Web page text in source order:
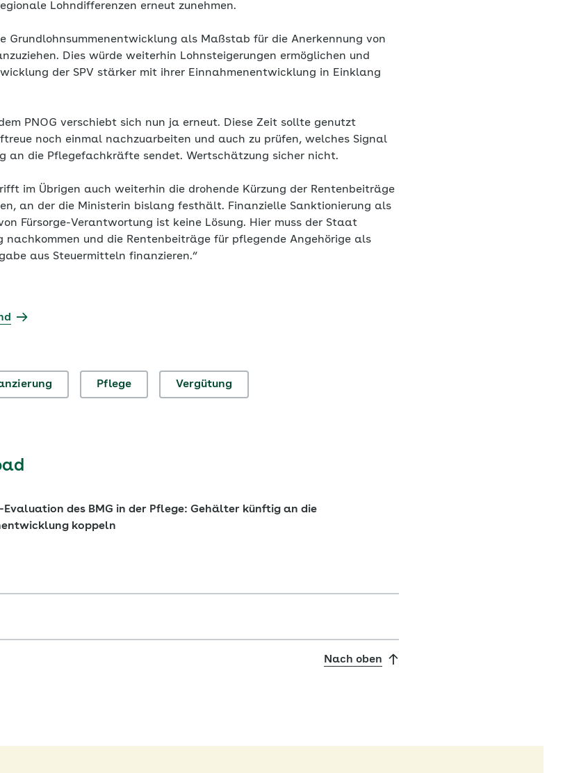
Lohndifferenzen erneut zunehmen.
Grundlohnsummenentwicklung als Maßstab für die Anerkennung von
Dies würde weiterhin Lohnsteigerungen ermöglichen und
der SPV stärker mit ihrer Einnahmenentwicklung in Einklang
PNOG verschiebt sich nun ja erneut. Diese Zeit sollte genutzt
noch einmal nachzuarbeiten und auch zu prüfen, welches Signal
an die Pflegefachkräfte sendet. Wertschätzung sicher nicht.
im Übrigen auch weiterhin die drohende Kürzung der Rentenbeiträge
an der die Ministerin bislang festhält. Finanzielle Sanktionierung als
Fürsorge-Verantwortung ist keine Lösung. Hier muss der Staat
nachkommen und die Rentenbeiträge für pflegende Angehörige als
aus Steuermitteln finanzieren.“
Pflege Vergütung
Evaluation des BMG in der Pflege: Gehälter künftig an die
koppeln
Nach oben